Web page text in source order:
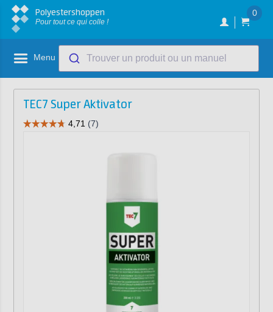
Polyestershoppen
Pour tout ce qui colle !
0
Menu Trouver un produit ou un manuel
TEC7 Super Aktivator